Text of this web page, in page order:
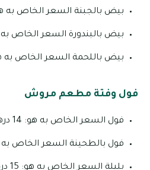
بيض بالجبنة السعر الخاص به هو: 22 درهم
بيض بالبندورة السعر الخاص به هو: 21 درهم
بيض باللحمة السعر الخاص به هو: 29 درهم
فول وفتة مطعم مروش
فول السعر الخاص به هو: 14 درهم إماراتي.
فول بالطحينة السعر الخاص به هو: 14 درهم
بليلة السعر الخاص به هو: 15 درهم إماراتي.